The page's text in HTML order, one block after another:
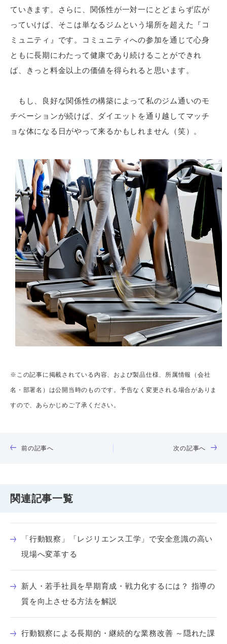
ていきます。さらに、関係性が一対一にとどまらず広が
っていけば、そこは単なるジムという場所を超えた『コ
ミュニティ』です。コミュニティへの参加を通じて心身
ともに長期にわたって健康であり続けることができれ
ば、きっと料金以上の価値を得られると思います。
もし、良好な関係性の構築によって私のジム通いのモ
チベーションが続けば、ダイエットを通り越してマッチ
ョな体になる日がやって来るかもしれません（笑）。
※この記事に掲載されている内容、および製品仕様、所属情報（会社
名・部署名）は公開当時のものです。予告なく変更される場合がありま
すので、あらかじめご了承ください。
前の記事へ 次の記事へ
関連記事一覧
「行動観察」「レジリエンス工学」で安全意識の高い
現場へ変革する
新人・若手社員を早期育成・戦力化するには？ 指導の
質を向上させる方法を解説
行動観察による長期的・継続的な業務改善 ～隠れた課